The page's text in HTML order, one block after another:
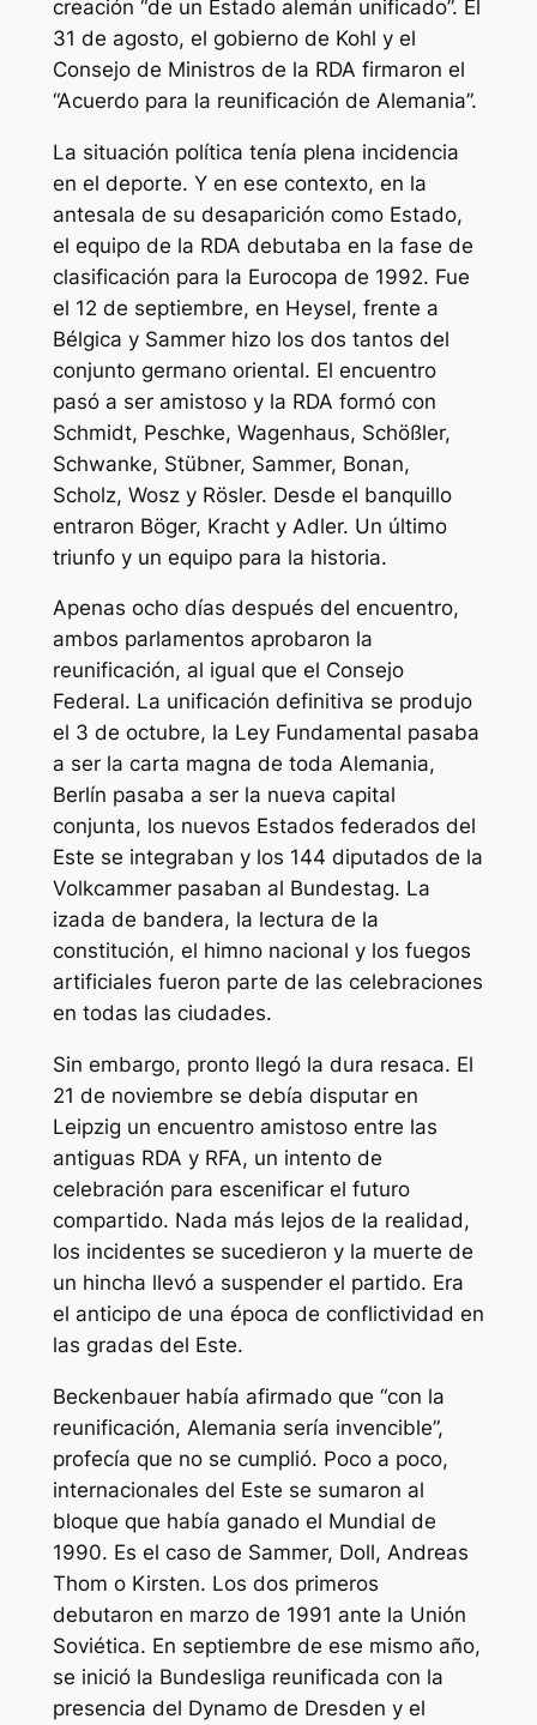
creación “de un Estado alemán unificado”. El
31 de agosto, el gobierno de Kohl y el
Consejo de Ministros de la RDA firmaron el
“Acuerdo para la reunificación de Alemania”.
La situación política tenía plena incidencia
en el deporte. Y en ese contexto, en la
antesala de su desaparición como Estado,
el equipo de la RDA debutaba en la fase de
clasificación para la Eurocopa de 1992. Fue
el 12 de septiembre, en Heysel, frente a
Bélgica y Sammer hizo los dos tantos del
conjunto germano oriental. El encuentro
pasó a ser amistoso y la RDA formó con
Schmidt, Peschke, Wagenhaus, Schößler,
Schwanke, Stübner, Sammer, Bonan,
Scholz, Wosz y Rösler. Desde el banquillo
entraron Böger, Kracht y Adler. Un último
triunfo y un equipo para la historia.
Apenas ocho días después del encuentro,
ambos parlamentos aprobaron la
reunificación, al igual que el Consejo
Federal. La unificación definitiva se produjo
el 3 de octubre, la Ley Fundamental pasaba
a ser la carta magna de toda Alemania,
Berlín pasaba a ser la nueva capital
conjunta, los nuevos Estados federados del
Este se integraban y los 144 diputados de la
Volkcammer pasaban al Bundestag. La
izada de bandera, la lectura de la
constitución, el himno nacional y los fuegos
artificiales fueron parte de las celebraciones
en todas las ciudades.
Sin embargo, pronto llegó la dura resaca. El
21 de noviembre se debía disputar en
Leipzig un encuentro amistoso entre las
antiguas RDA y RFA, un intento de
celebración para escenificar el futuro
compartido. Nada más lejos de la realidad,
los incidentes se sucedieron y la muerte de
un hincha llevó a suspender el partido. Era
el anticipo de una época de conflictividad en
las gradas del Este.
Beckenbauer había afirmado que “con la
reunificación, Alemania sería invencible”,
profecía que no se cumplió. Poco a poco,
internacionales del Este se sumaron al
bloque que había ganado el Mundial de
1990. Es el caso de Sammer, Doll, Andreas
Thom o Kirsten. Los dos primeros
debutaron en marzo de 1991 ante la Unión
Soviética. En septiembre de ese mismo año,
se inició la Bundesliga reunificada con la
presencia del Dynamo de Dresden y el